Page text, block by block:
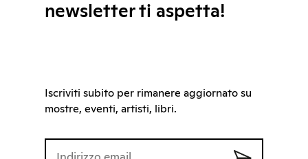
newsletter ti aspetta!
Iscriviti subito per rimanere aggiornato su
mostre, eventi, artisti, libri.